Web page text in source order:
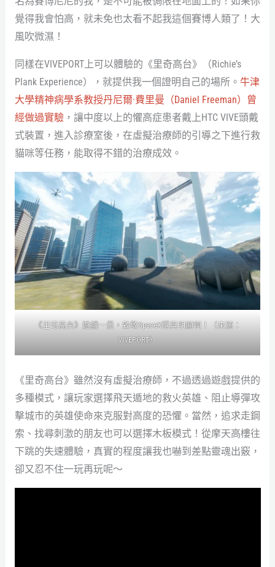
覺得我會怕高，就未免也太看不起我這個賽博人類了！大
風吹微濕！
同樣在VIVEPORT上可以體驗的《里奇高台》（Richie’s
Plank Experience），就提供我一個證明自己的場所。 牛津
大學精神病學系教授丹尼爾·費里曼（Daniel Freeman）曾
經做過實驗，讓中度以上的懼高症患者戴上HTC VIVE頭戴
式裝置，進入診療室後，在虛擬治療師的引導之下進行救
貓咪等任務，能取得不錯的治療成效。
《里奇高台》遊戲一景，致敬SpaceX得真明顯啊！（來源：
VIVEPORT）
《里奇高台》雖然沒有虛擬治療師，不過透過遊戲提供的
多種模式，讓玩家選擇飛天遁地的救火英雄、阻止導彈攻
擊城市的英雄使命來克服對高度的恐懼。當然，追求走鋼
索、找尋刺激的朋友也可以選擇木板模式！從摩天高樓往
下跳的失速體驗，真實的程度讓我也嚇到差點靈魂出竅，
卻又忍不住一玩再玩呢～